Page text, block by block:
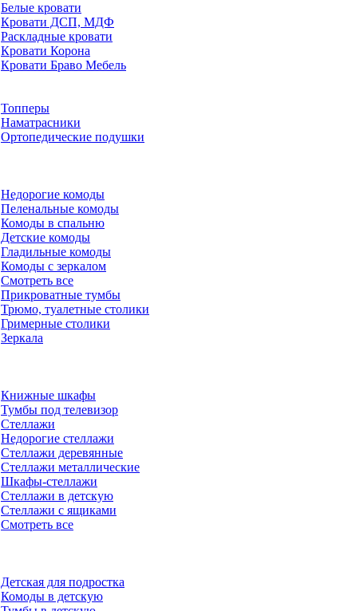
Белые кровати
Кровати ДСП, МДФ
Раскладные кровати
Кровати Корона
Кровати Браво Мебель
Топперы
Наматрасники
Ортопедические подушки
Недорогие комоды
Пеленальные комоды
Комоды в спальню
Детские комоды
Гладильные комоды
Комоды с зеркалом
Смотреть все
Прикроватные тумбы
Трюмо, туалетные столики
Гримерные столики
Зеркала
Книжные шкафы
Тумбы под телевизор
Стеллажи
Недорогие стеллажи
Стеллажи деревянные
Стеллажи металлические
Шкафы-стеллажи
Стеллажи в детскую
Стеллажи с ящиками
Смотреть все
Детская для подростка
Комоды в детскую